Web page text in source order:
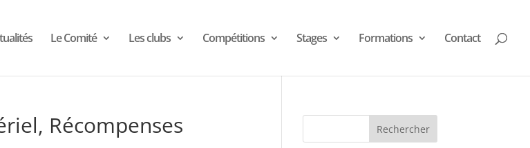
Le Comité Les clubs Compétitions Stages Formations Contact
Récompenses